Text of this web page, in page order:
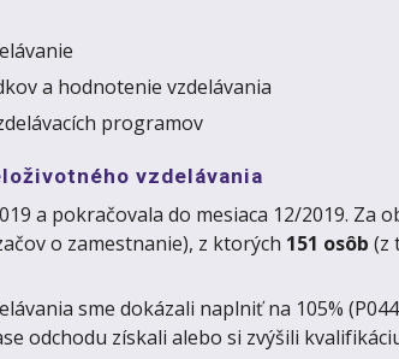
a hodnotenie vzdelávania
programov
vzdelávania
a pokračovala do mesiaca 12/2019.
o zamestnanie), z ktorých 151 osôb (z
sme dokázali naplniť na 105%
odchodu získali alebo si zvýšili